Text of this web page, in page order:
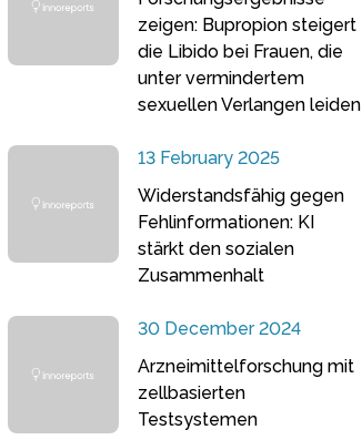
zeigen: Bupropion steigert
die Libido bei Frauen, die
unter vermindertem
sexuellen Verlangen leiden
13 February 2025
Widerstandsfähig gegen
Fehlinformationen: KI
stärkt den sozialen
Zusammenhalt
30 December 2024
Arzneimittelforschung mit
zellbasierten
Testsystemen